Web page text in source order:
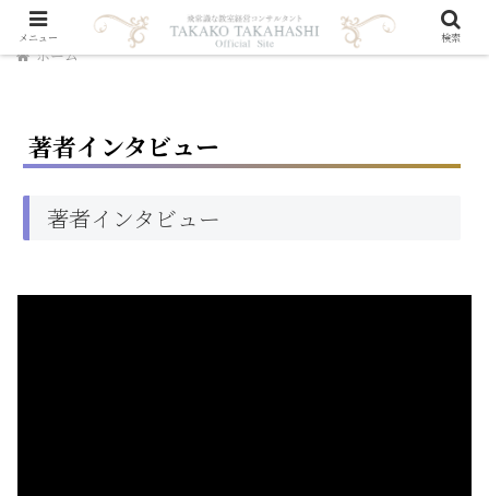
ホーム
著者インタビュー
著者インタビュー
メニュー 検索